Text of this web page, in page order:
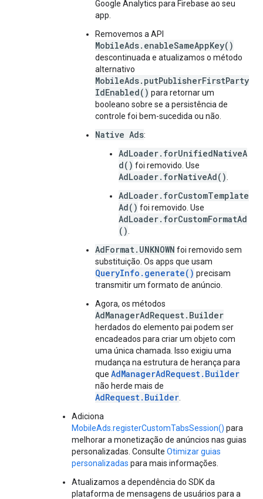
Google Analytics para Firebase ao seu
app.
Removemos a API
MobileAds.enableSameAppKey()
descontinuada e atualizamos o método
alternativo
MobileAds.putPublisherFirstParty
IdEnabled() para retornar um
booleano sobre se a persistência de
controle foi bem-sucedida ou não.
Native Ads:
AdLoader.forUnifiedNativeA
d() foi removido. Use
AdLoader.forNativeAd()
AdLoader.forCustomTemplate
Ad() foi removido. Use
AdLoader.forCustomFormatAd
()
AdFormat.UNKNOWN foi removido sem
substituição. Os apps que usam
QueryInfo.generate() precisam
transmitir um formato de anúncio.
Agora, os métodos
AdManagerAdRequest.Builder
herdados do elemento pai podem ser
encadeados para criar um objeto com
uma única chamada. Isso exigiu uma
mudança na estrutura de herança para
que AdManagerAdRequest.Builder
não herde mais de
AdRequest.Builder
Adiciona
MobileAds.registerCustomTabsSession() para
melhorar a monetização de anúncios nas guias
personalizadas. Consulte Otimizar guias
personalizadas para mais informações.
Atualizamos a dependência do SDK da
plataforma de mensagens de usuários para a